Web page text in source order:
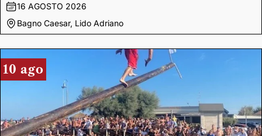
16 AGOSTO 2026
Bagno Caesar, Lido Adriano
10 ago